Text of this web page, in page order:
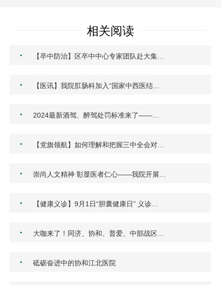
相关阅读
· 【卒中防治】区卒中中心专家团队赴大集…
· 【医讯】我院肛肠科加入“国家中西医结…
· 2024最新酒驾、醉驾处罚标准来了——…
· 【党旗领航】如何理解和把握三中全会对…
· 崇尚人文精神 彰显医者仁心——我院开展…
· 【健康义诊】9月1日“胆囊健康日” 义诊…
· 大咖来了！同济、协和、普爱、中部战区…
· 砥砺奋进中的协和江北医院